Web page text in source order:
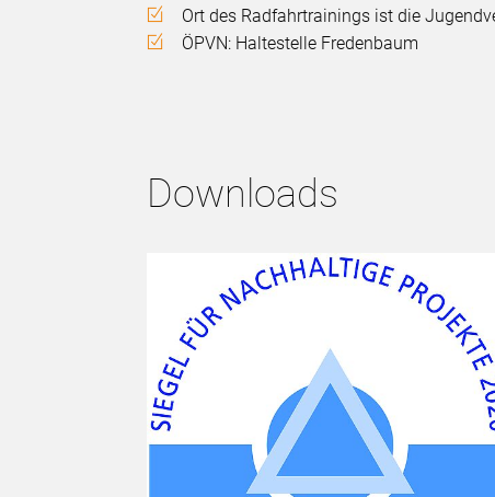
Ort des Radfahrtrainings ist die
ÖPVN: Haltestelle Fredenbaum
Downloads